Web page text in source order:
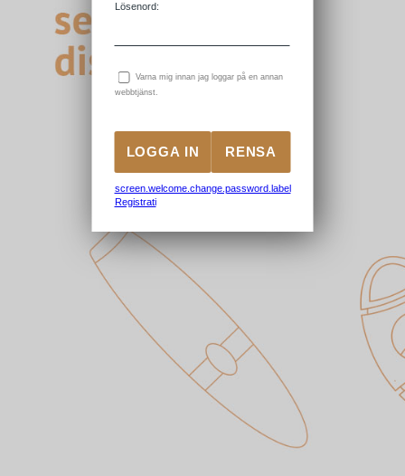
L ösenord:
Varna mig innan jag loggar på en annan
webbtjänst.
screen.welcome.change.password.label
Registrati